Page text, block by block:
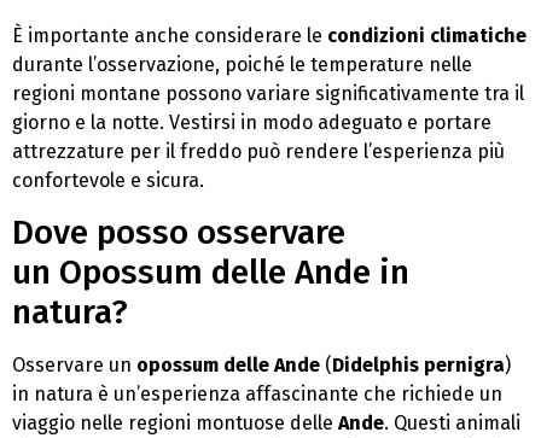
È importante anche considerare le condizioni climatiche
durante l’osservazione, poiché le temperature nelle
regioni montane possono variare significativamente tra il
giorno e la notte. Vestirsi in modo adeguato e portare
attrezzature per il freddo può rendere l’esperienza più
confortevole e sicura.
Dove posso osservare
un Opossum delle Ande in
natura?
Osservare un opossum delle Ande (Didelphis pernigra)
in natura è un’esperienza affascinante che richiede un
viaggio nelle regioni montuose delle Ande. Questi animali